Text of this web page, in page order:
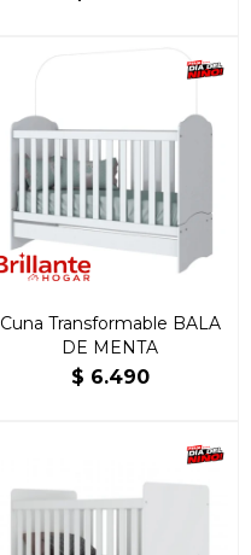
Cuna Transformable BALA
DE MENTA
$ 6.490